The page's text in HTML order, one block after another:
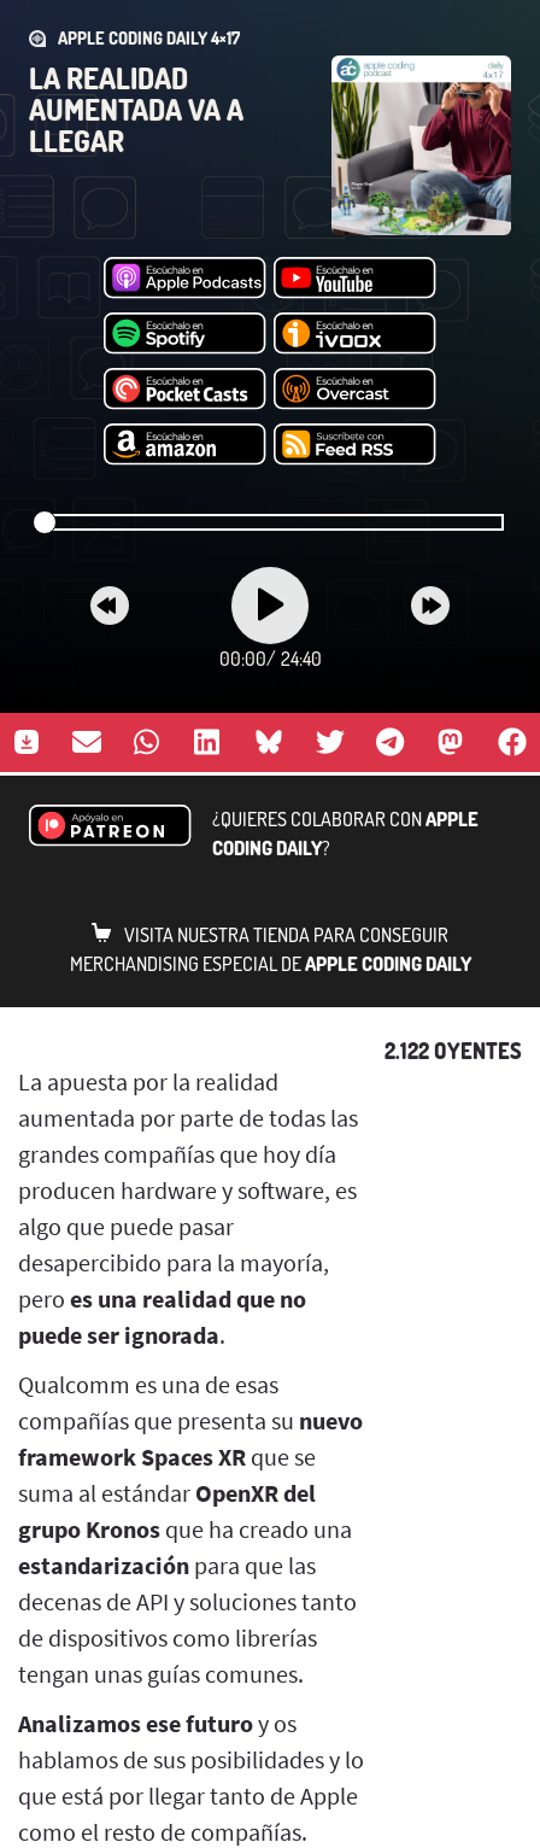
APPLE CODING DAILY 4×17
LA REALIDAD
AUMENTADA VA A
LLEGAR
00:00/ 24:40
¿QUIERES COLABORAR CONAPPLE
CODING DAILY?
VISITA NUESTRA TIENDA PARA CONSEGUIR
MERCHANDISING ESPECIAL DEAPPLE CODING DAILY
2.122 OYENTES
La apuesta por la realidad
aumentada por parte de todas las
grandes compañías que hoy día
producen hardware y software, es
algo que puede pasar
desapercibido para la mayoría,
pero es una realidad que no
puede ser ignorada.
Qualcomm es una de esas
compañías que presenta su nuevo
framework Spaces XR que se
suma al estándar OpenXR del
grupo Kronos que ha creado una
estandarización para que las
decenas de API y soluciones tanto
de dispositivos como librerías
tengan unas guías comunes.
Analizamos ese futuroy os
hablamos de sus posibilidades y lo
que está por llegar tanto de Apple
como el resto de compañías.